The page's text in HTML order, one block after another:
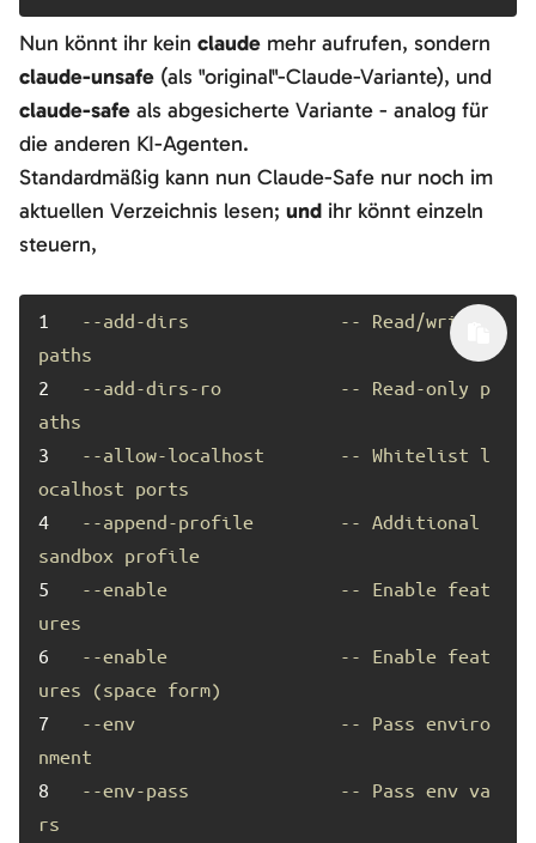
Nun könnt ihr kein claude mehr aufrufen, sondern
claude-unsafe (als "original"-Claude-Variante), und
claude-safe als abgesicherte Variante - analog für
die anderen KI-Agenten.
Standardmäßig kann nun Claude-Safe nur noch im
aktuellen Verzeichnis lesen; und ihr könnt einzeln
steuern,
--add-dirs              -- Read/write
paths
--add-dirs-ro           -- Read-only p
aths
--allow-localhost       -- Whitelist l
ocalhost ports
--append-profile        -- Additional
sandbox profile
--enable                -- Enable feat
ures
--enable                -- Enable feat
ures (space form)
--env                   -- Pass enviro
nment
--env-pass              -- Pass env va
rs